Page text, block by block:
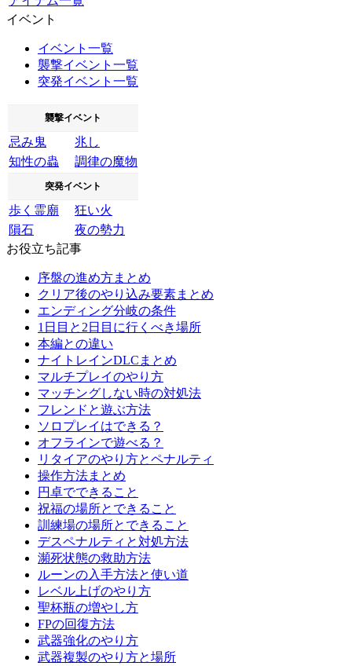
イベント
イベント一覧
襲撃イベント一覧
突発イベント一覧
襲撃イベント
忌み鬼
兆し
知性の蟲
調律の魔物
突発イベント
歩く霊廟
狂い火
隕石
夜の勢力
お役立ち記事
序盤の進め方まとめ
クリア後のやり込み要素まとめ
エンディング分岐の条件
1日目と2日目に行くべき場所
本編との違い
ナイトレインDLCまとめ
マルチプレイのやり方
マッチングしない時の対処法
フレンドと遊ぶ方法
ソロプレイはできる？
オフラインで遊べる？
リタイアのやり方とペナルティ
操作方法まとめ
円卓でできること
祝福の場所とできること
訓練場の場所とできること
デスペナルティと対処方法
瀕死状態の救助方法
ルーンの入手方法と使い道
レベル上げのやり方
聖杯瓶の増やし方
FPの回復方法
武器強化のやり方
武器複製のやり方と場所